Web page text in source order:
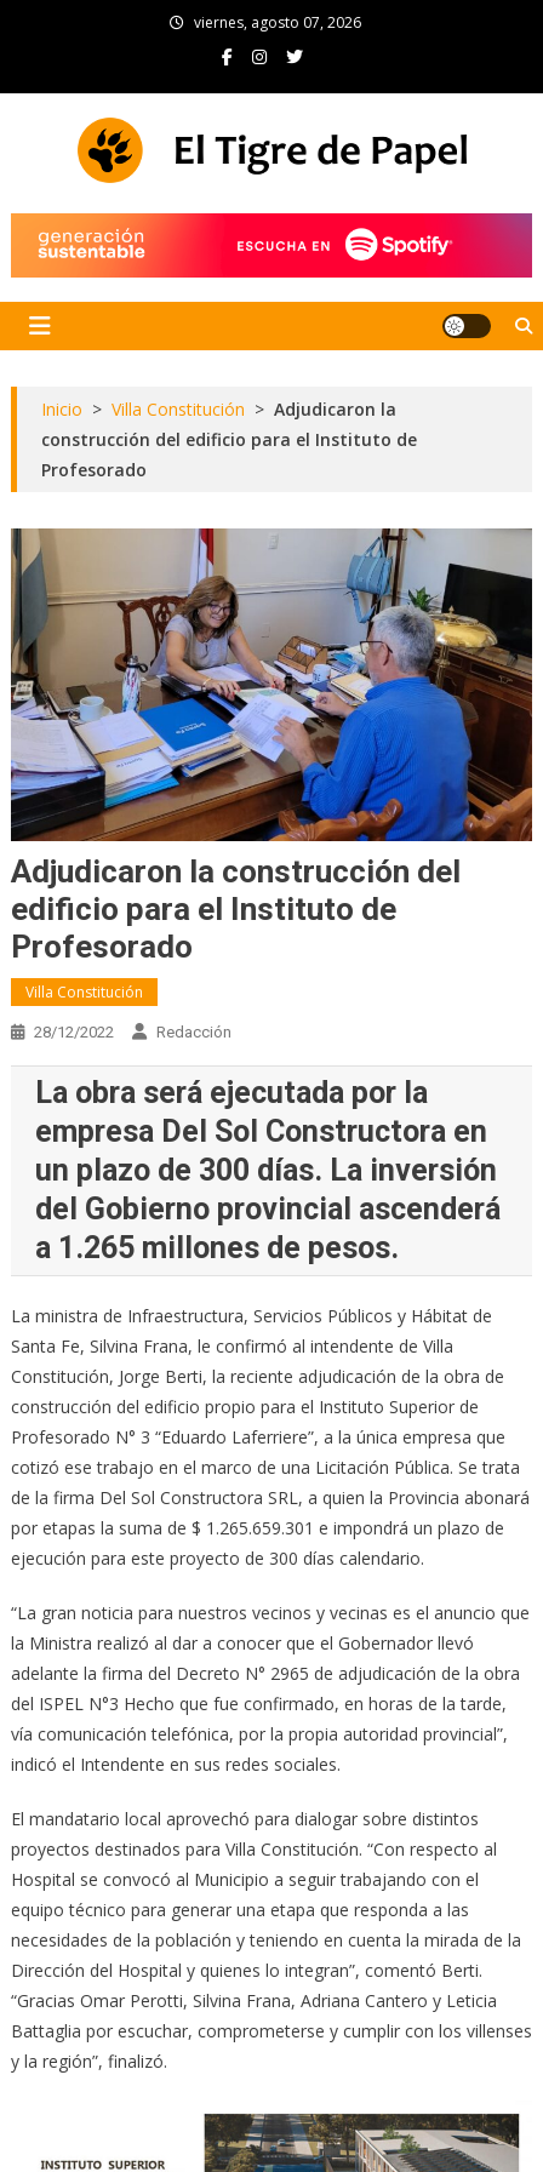
viernes, agosto 07, 2026
Inicio > Villa Constitución > Adjudicaron la
construcción del edificio para el Instituto de
Profesorado
Adjudicaron la construcción del
edificio para el Instituto de
Profesorado
Villa Constitución
28/12/2022 Redacción
La obra será ejecutada por la
empresa Del Sol Constructora en
un plazo de 300 días. La inversión
del Gobierno provincial ascenderá
a 1.265 millones de pesos.
La ministra de Infraestructura, Servicios Públicos y Hábitat de
Santa Fe, Silvina Frana, le confirmó al intendente de Villa
Constitución, Jorge Berti, la reciente adjudicación de la obra de
construcción del edificio propio para el Instituto Superior de
Profesorado N° 3 “Eduardo Laferriere”, a la única empresa que
cotizó ese trabajo en el marco de una Licitación Pública. Se trata
de la firma Del Sol Constructora SRL, a quien la Provincia abonará
por etapas la suma de $ 1.265.659.301 e impondrá un plazo de
ejecución para este proyecto de 300 días calendario.
“La gran noticia para nuestros vecinos y vecinas es el anuncio que
la Ministra realizó al dar a conocer que el Gobernador llevó
adelante la firma del Decreto N° 2965 de adjudicación de la obra
del ISPEL N°3 Hecho que fue confirmado, en horas de la tarde,
vía comunicación telefónica, por la propia autoridad provincial”,
indicó el Intendente en sus redes sociales.
El mandatario local aprovechó para dialogar sobre distintos
proyectos destinados para Villa Constitución. “Con respecto al
Hospital se convocó al Municipio a seguir trabajando con el
equipo técnico para generar una etapa que responda a las
necesidades de la población y teniendo en cuenta la mirada de la
Dirección del Hospital y quienes lo integran”, comentó Berti.
“Gracias Omar Perotti, Silvina Frana, Adriana Cantero y Leticia
Battaglia por escuchar, comprometerse y cumplir con los villenses
y la región”, finalizó.